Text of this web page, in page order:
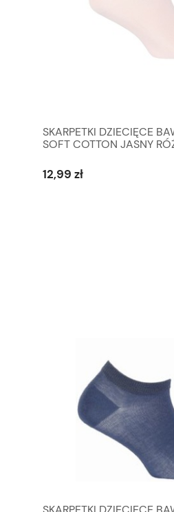
SKARPETKI DZIECIĘCE
SOFT COTTON JASNY
12,99 zł